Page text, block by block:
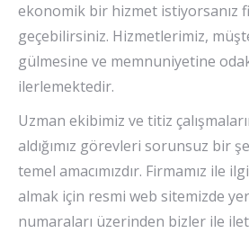
ekonomik bir hizmet istiyorsanız
geçebilirsiniz. Hizmetlerimiz,
gülmesine ve memnuniyetine
ilerlemektedir.
Uzman ekibimiz ve titiz
aldığımız görevleri sorunsuz bir
temel amacımızdır. Firmamız ile
almak için resmi web sitemizde
numaraları üzerinden bizler ile